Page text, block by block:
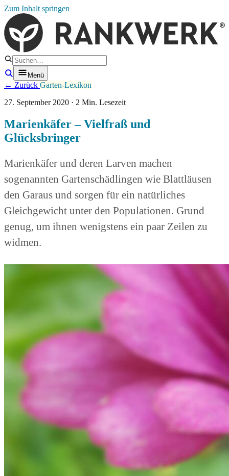
Zum Inhalt springen
Menü
← Zurück Garten-Lexikon
27. September 2020 · 2 Min. Lesezeit
Marienkäfer – Vielfraß und
Glücksbringer
Marienkäfer und deren Larven machen
sogenannten Gartenschädlingen wie Blattläusen
den Garaus und sorgen für ein natürliches
Gleichgewicht unter den Populationen. Grund
genug, um ihnen wenigstens ein paar Zeilen zu
widmen.